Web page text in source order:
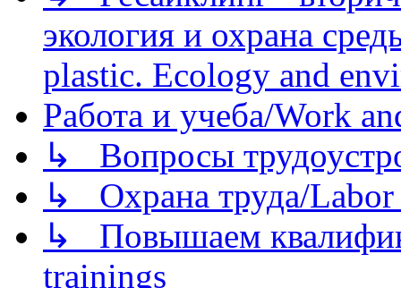
экология и охрана
plastic. Ecology and
Работа и учеба/Work
↳ Вопросы
↳ Охрана труда/Labor
↳ Повышаем
trainings